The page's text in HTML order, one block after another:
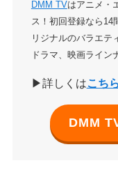
DMM TVはアニメ・
ス！初回登録なら14
リジナルのバラエテ
ドラマ、映画ライン
▶詳しくはこちら
DMM